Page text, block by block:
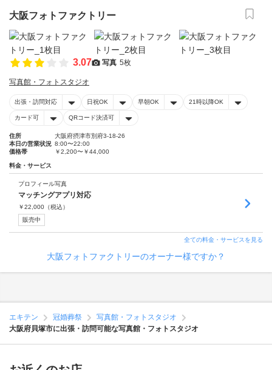
大阪フォトファクトリー
3.07 写真 5枚
写真館・フォトスタジオ
出張・訪問対応 日祝OK 早朝OK 21時以降OK
カード可 QRコード決済可
住所
大阪府摂津市別府3-18-26
本日の営業状況 8:00〜22:00
価格帯
￥2,200〜￥44,000
料金・サービス
プロフィール写真
マッチングアプリ対応
￥22,000 （税込）
販売中
全ての料金・サービスを見る
大阪フォトファクトリーのオーナー様ですか？
エキテン 冠婚葬祭
写真館・フォトスタジオ
大阪府貝塚市に出張・訪問可能な写真館・フォトスタジオ